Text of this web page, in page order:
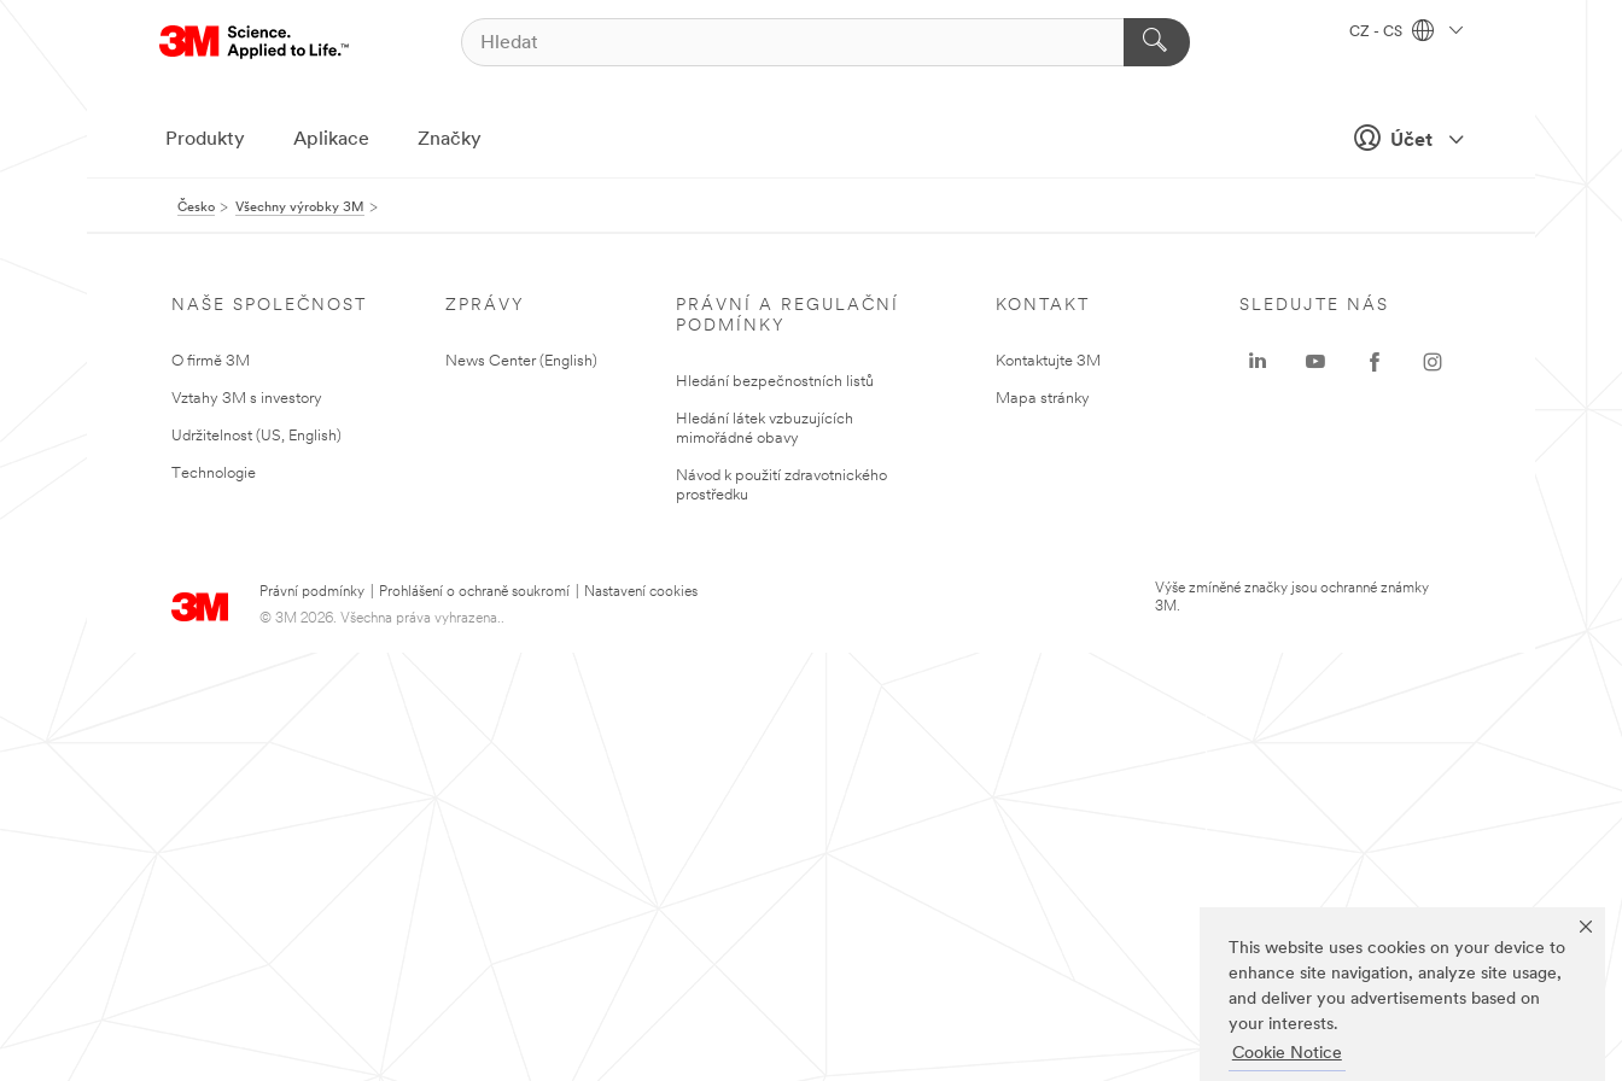
This website uses cookies on your device to
enhance site navigation, analyze site usage,
and deliver you advertisements based on
your interests.
Cookie Notice
Účet
CZ - CS
Produkty Aplikace Značky
Česko Všechny výrobky 3M
NAŠE SPOLEČNOST
O firmě 3M
Vztahy 3M s investory
Udržitelnost (US, English)
Technologie
ZPRÁVY
News Center (English)
PRÁVNÍ A REGULAČNÍ
PODMÍNKY
Hledání bezpečnostních listů
Hledání látek vzbuzujících
mimořádné obavy
Návod k použití zdravotnického
prostředku
KONTAKT
Kontaktujte 3M
Mapa stránky
Právní podmínky Prohlášení o ochraně soukromí
Nastavení cookies
© 3M 2026. Všechna práva vyhrazena..
SLEDUJTE NÁS
Výše zmíněné značky jsou ochranné známky
3M.